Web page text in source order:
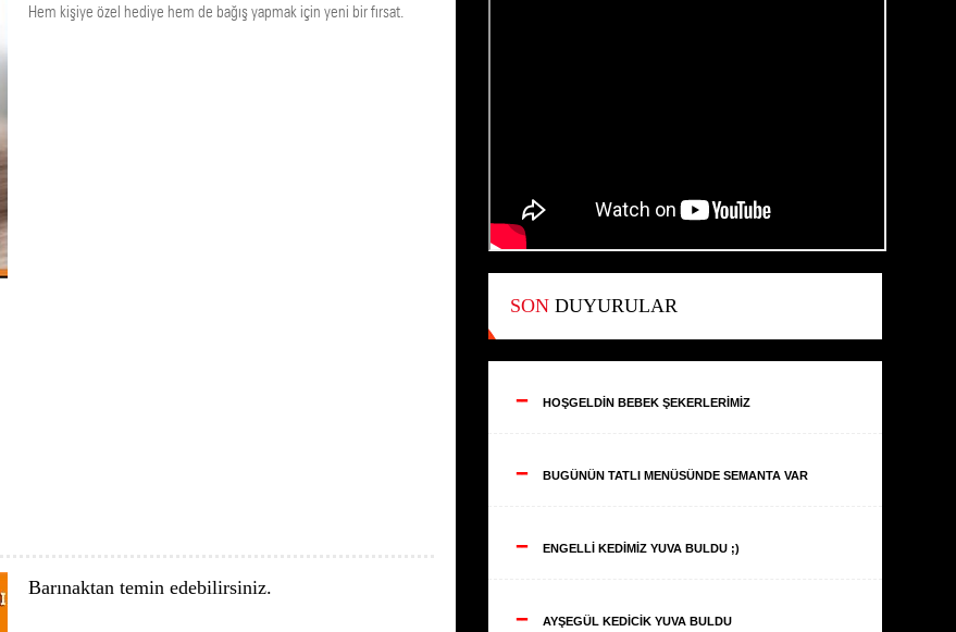
Hem kişiye özel hediye hem de bağış yapmak için yeni bir fırsat.
Barınaktan temin edebilirsiniz.
SONDUYURULAR
-- HOŞGELDİN BEBEK ŞEKERLERİMİZ
-- BUGÜNÜN TATLI MENÜSÜNDE SEMANTA VAR
-- ENGELLİ KEDİMİZ YUVA BULDU ;)
-- AYŞEGÜL KEDİCİK YUVA BULDU